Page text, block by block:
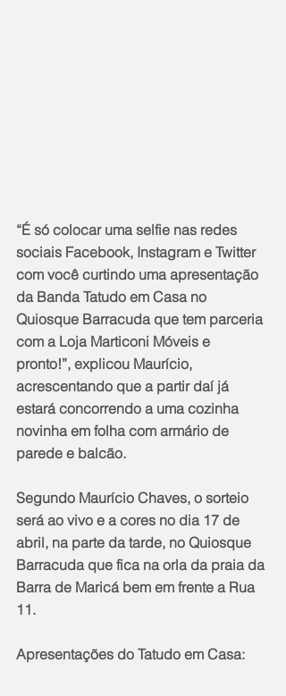
“É só colocar uma selfie nas redes
sociais Facebook, Instagram e Twitter
com você curtindo uma apresentação
da Banda Tatudo em Casa no
Quiosque Barracuda que tem parceria
com a Loja Marticoni Móveis e
pronto!”, explicou Maurício,
acrescentando que a partir daí já
estará concorrendo a uma cozinha
novinha em folha com armário de
parede e balcão.
Segundo Maurício Chaves, o sorteio
será ao vivo e a cores no dia 17 de
abril, na parte da tarde, no Quiosque
Barracuda que fica na orla da praia da
Barra de Maricá bem em frente a Rua
11.
Apresentações do Tatudo em Casa: